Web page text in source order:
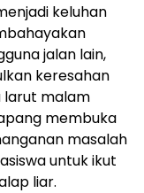
keluhan
jalan lain,
keresahan
larut malam
membuka
masalah
untuk ikut
liar.